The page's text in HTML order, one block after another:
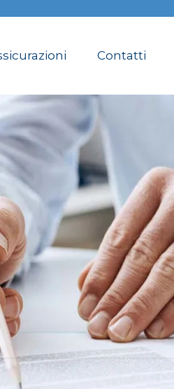
Contatti